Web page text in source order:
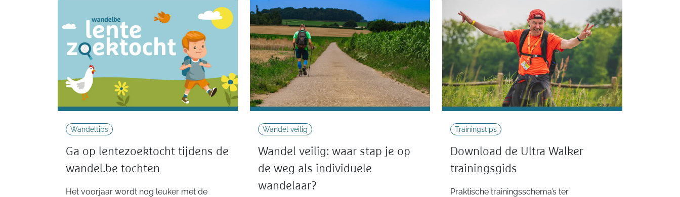
Wandeltips
Ga op lentezoektocht tijdens de
wandel.be tochten
Het voorjaar wordt nog leuker met de
Wandel veilig
Wandel veilig: waar stap je op
de weg als individuele
wandelaar?
Trainingstips
Download de Ultra Walker
trainingsgids
Praktische trainingsschema’s ter